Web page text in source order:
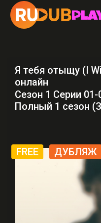
Я тебя отыщу (I
онлайн
Сезон 1 Серии 01-
Полный 1 сезон
FREE ДУБЛЯЖ